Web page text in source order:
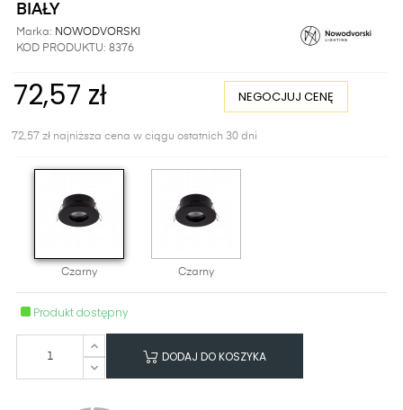
BIAŁY
Marka: NOWODVORSKI
KOD PRODUKTU: 8376
72,57 zł NEGOCJUJ CENĘ
72,57 zł najniższa cena w ciągu ostatnich 30 dni
Czarny Czarny
Produkt dostępny
DODAJ DO KOSZYKA